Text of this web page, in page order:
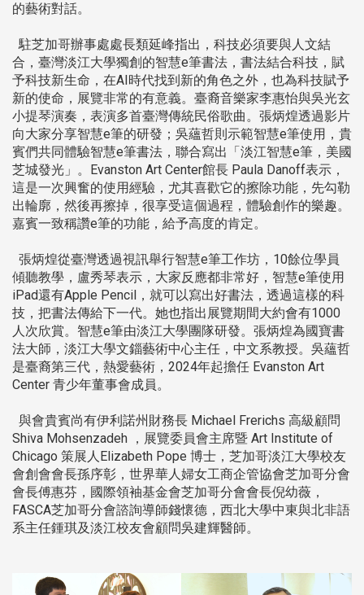
的藝術對話。
駐芝加哥辦事處處長類延峰指出，科技必須要與人文結
合，臺灣淡江大學獨創的智慧e筆書法，書法結合科技，賦
予科技新生命，在AI時代找到新的角色之外，也為科技賦予
新的使命，展覽非常的有意義。臺裔音樂家李惠怡與吳光玄
小提琴演奏，表演多首臺灣傳統民俗歌曲。張炳煌透過影片
向大家分享智慧e筆的研發；吳蘊哲則示範智慧e筆使用，貴
賓們共同體驗智慧e筆書法，聯合寫出「淡江智慧e筆，美國
芝城發光」。Evanston Art Center館長 Paula Danoff表示，
這是一次興奮的使用經驗，尤其喜歡它的擦除功能，先勾勒
出輪廓，然後再擦掉，很享受這個過程，體驗創作的樂趣。
嘉賓一致稱讚e筆的功能，給予高度的肯定。
張炳煌從臺灣透過視訊舉行智慧e筆工作坊，10餘位學員
傾聽教學，盧秀琴表示，大家反應都非常好，智慧e筆使用
iPad還有Apple Pencil，就可以寫出好書法，透過這樣的科
技，把書法傳給下一代。她也指出展覽期間大約會有1000
人次欣賞。智慧e筆由淡江大學團隊研發。張炳煌為國寶書
法大師，淡江大學文錙藝術中心主任，中文系教授。吳蘊哲
是臺裔第三代，熱愛藝術，2024年起擔任 Evanston Art
Center 青少年董事會成員。
與會貴賓尚有伊利諾州財務長 Michael Frerichs 高級顧問
Shiva Mohsenzadeh ，展覽委員會主席暨 Art Institute of
Chicago 策展人Elizabeth Pope 博士，芝加哥淡江大學校友
會創會會長孫序彰，世界華人婦女工商企管協會芝加哥分會
會長傅惠芬，國際領袖基金會芝加哥分會會長倪幼薇，
FASCA芝加哥分會諮詢導師錢懷德，西北大學中東與北非語
系主任鍾琪及淡江校友會顧問吳建輝醫師。